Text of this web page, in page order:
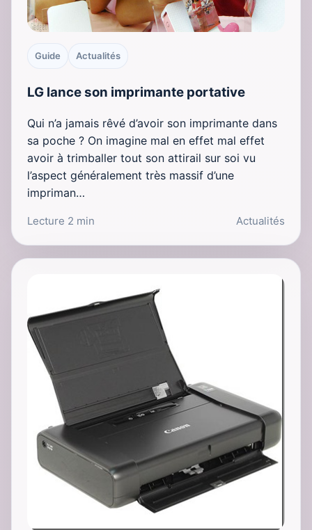
Guide Actualités
LG lance son imprimante portative
Qui n’a jamais rêvé d’avoir son imprimante dans
sa poche ? On imagine mal en effet mal effet
avoir à trimballer tout son attirail sur soi vu
l’aspect généralement très massif d’une
impriman…
Lecture 2 min Actualités